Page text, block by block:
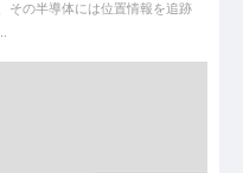
その半導体には位置情報を追跡